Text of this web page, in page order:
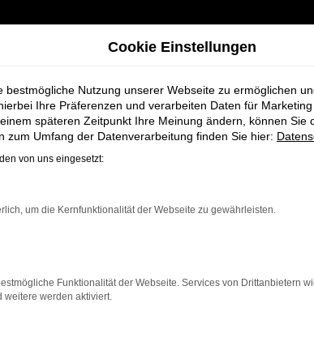
für Stuhr bei Schmidt + Koch
A8
+ Koch
zuverlässiges und modernes Fahrzeug
Gebrauchtwagen eine kostengünstige
Fahrten, der A8 überzeugt durch
Cookie Einstellungen
bestmögliche Nutzung unserer Webseite zu ermöglichen
Ihre Präferenzen und verarbeiten Daten für
späteren Zeitpunkt Ihre Meinung ändern, können Sie
zum Umfang der Datenverarbeitung finden Sie hier:
von uns eingesetzt:
um die Kernfunktionalität der Webseite zu gewährleisten.
Funktionalität der Webseite. Services von Drittanbietern
weitere werden aktiviert.